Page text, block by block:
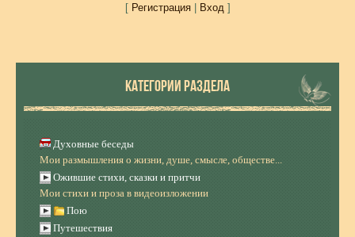
[ Регистрация| Вход]
КАТЕГОРИИ РАЗДЕЛА
Духовные беседы
Мои размышления о жизни, душе, смысле, обществе...
Ожившие стихи, сказки и притчи
Мои стихи и проза в видеоизложении
Пою
Путешествия